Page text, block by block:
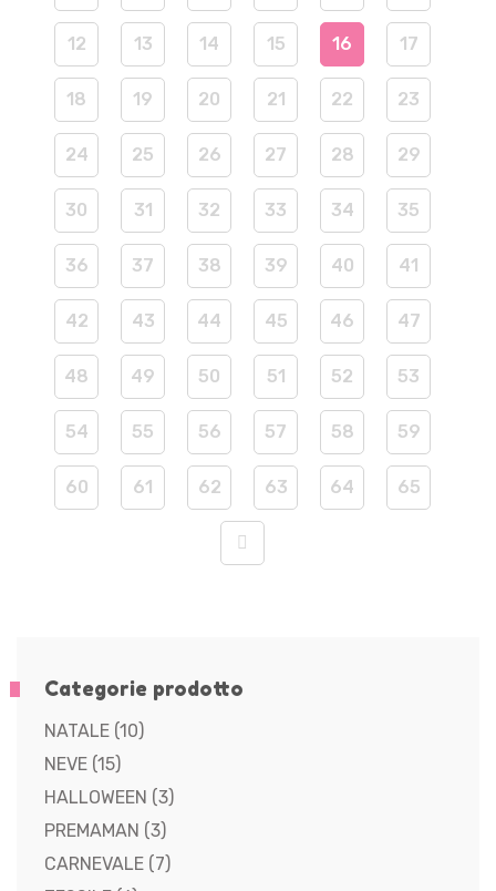
12 13 14 15 16 17
18 19 20 21 22 23
24 25 26 27 28 29
30 31 32 33 34 35
36 37 38 39 40 41
42 43 44 45 46 47
48 49 50 51 52 53
54 55 56 57 58 59
60 61 62 63 64 65
Categorie prodotto
NATALE (10)
NEVE (15)
HALLOWEEN (3)
PREMAMAN (3)
CARNEVALE (7)